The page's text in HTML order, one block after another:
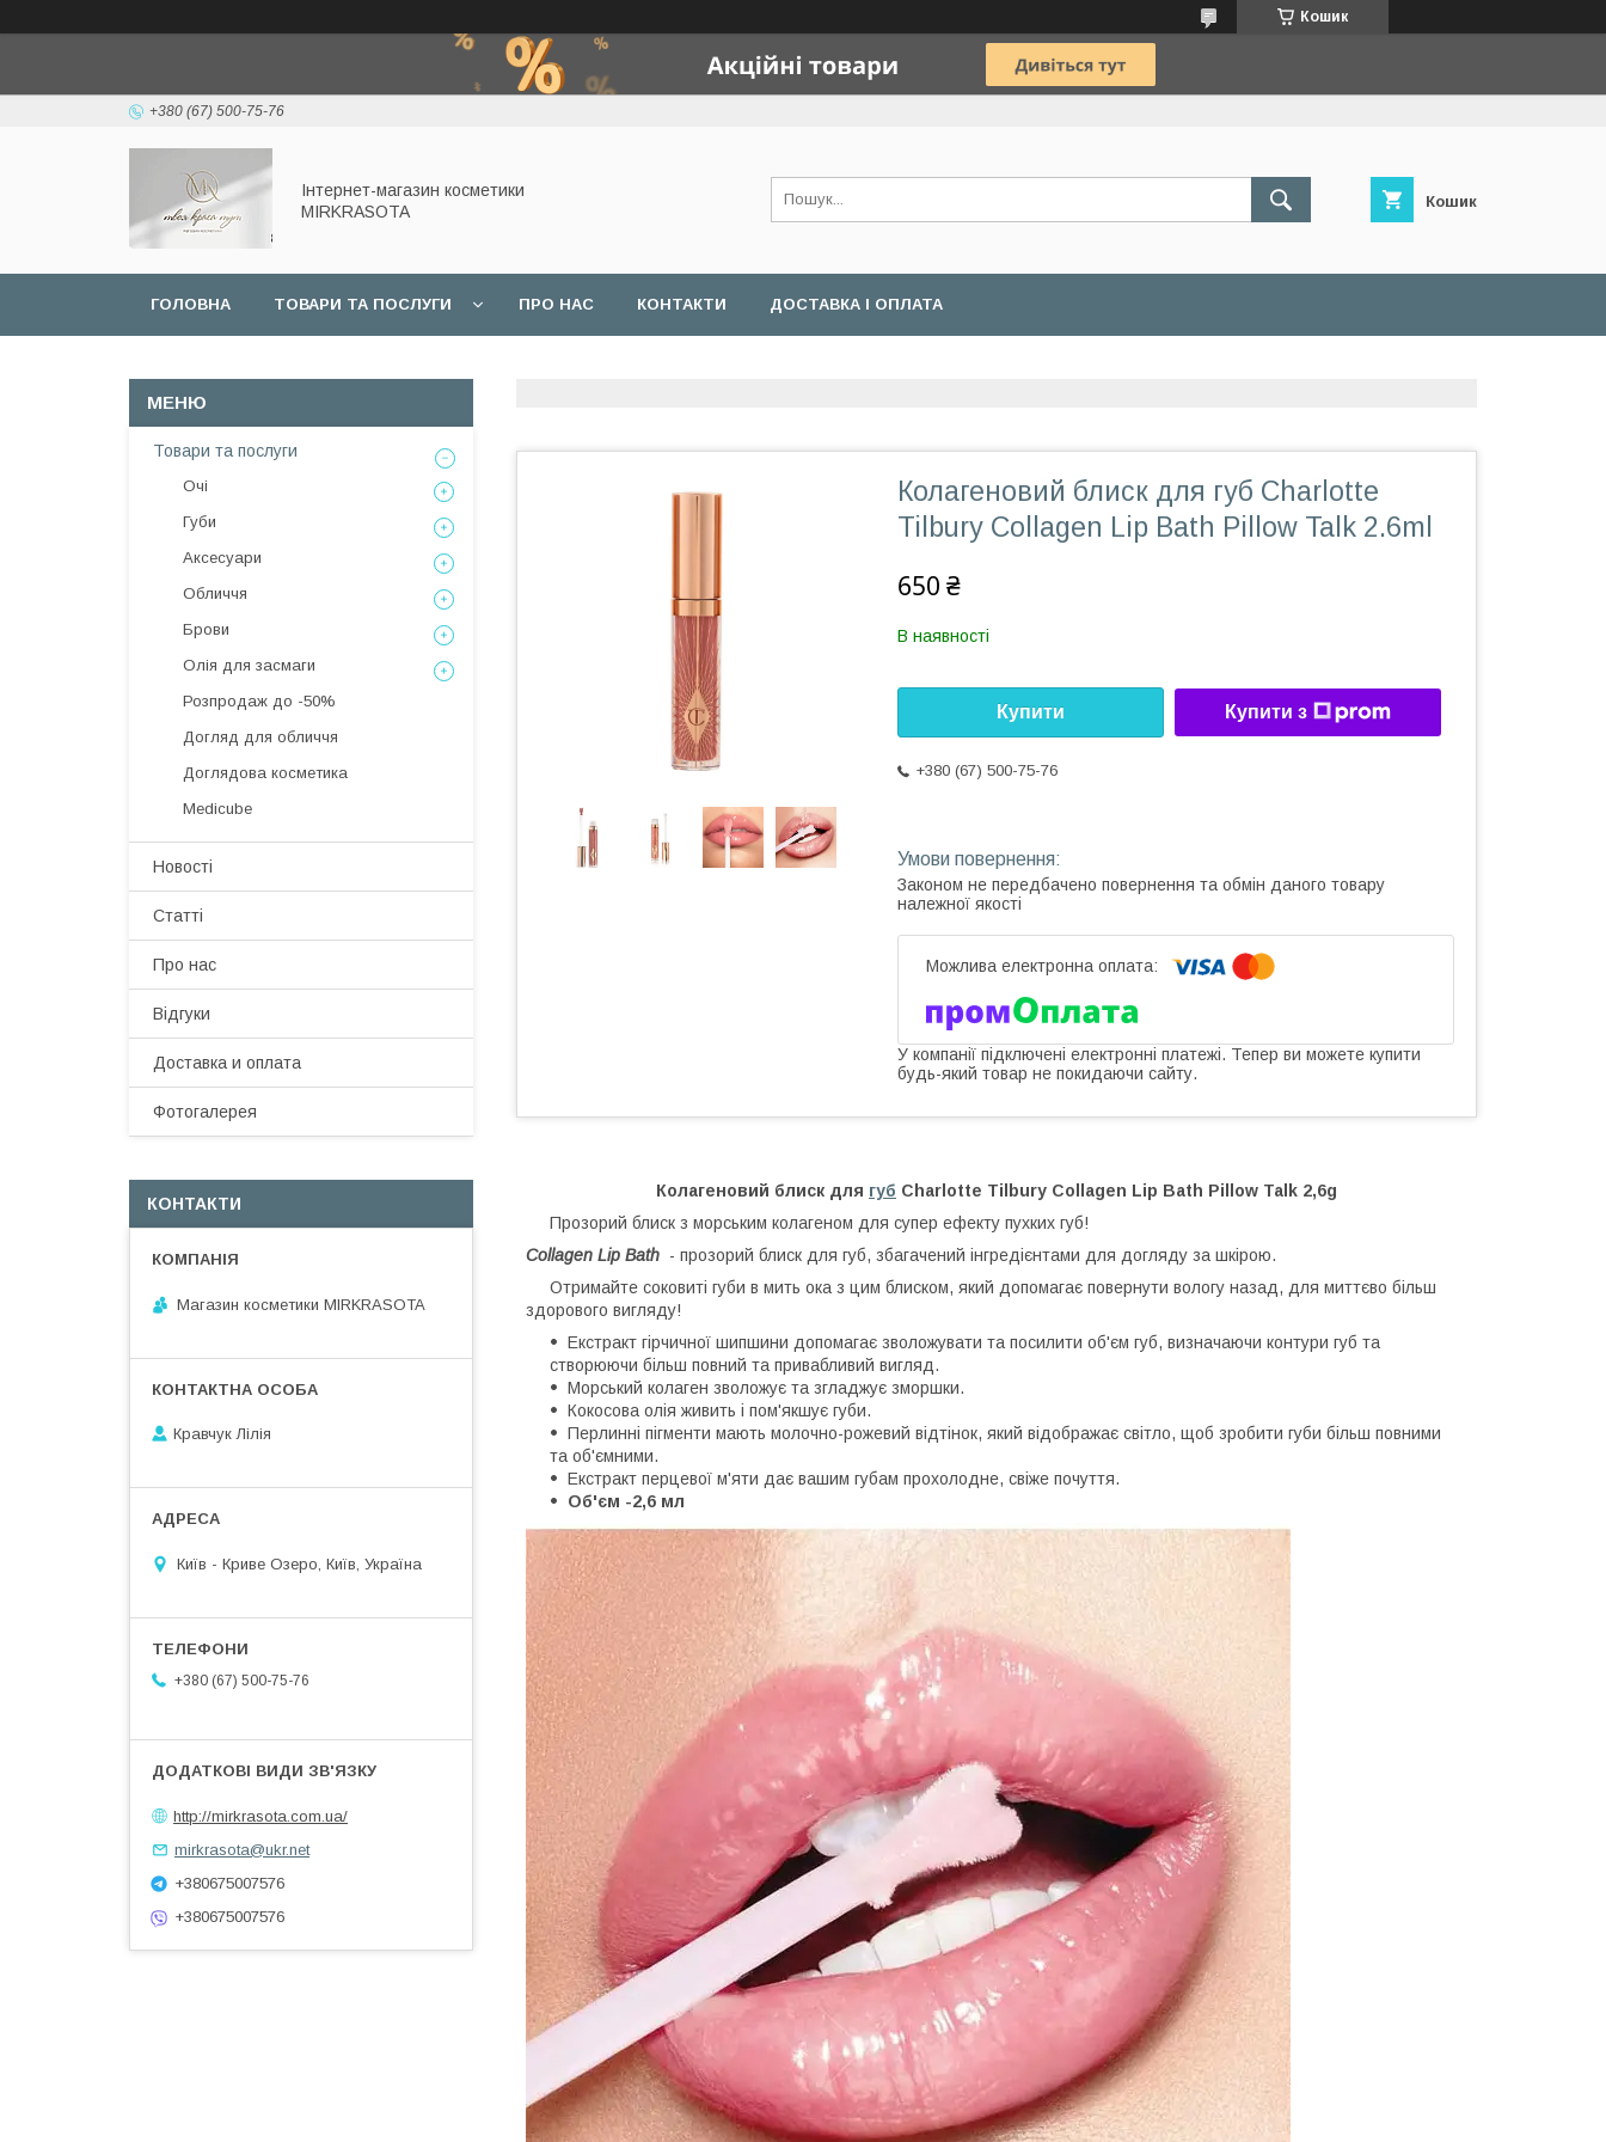
Кошик
+380 (67) 500-75-76
Інтернет-магазин косметики
MIRKRASOTA
Кошик
ГОЛОВНА ТОВАРИ ТА ПОСЛУГИ ПРО НАС КОНТАКТИ ДОСТАВКА І ОПЛАТА
Колагеновий блиск для губ Charlotte
Tilbury Collagen Lip Bath Pillow Talk 2.6ml
650 ₴
В наявності
Купити Купити з
+380 (67) 500-75-76
Законом не передбачено повернення та обмін даного товару
належної якості
У компанії підключені електронні платежі. Тепер ви можете купити
будь-який товар не покидаючи сайту.
Колагеновий блиск для губ Charlotte Tilbury Collagen Lip Bath Pillow Talk 2,6g
Прозорий блиск з морським колагеном для супер ефекту пухких губ!
Collagen Lip Bath - прозорий блиск для губ, збагачений інгредієнтами для догляду за шкірою.
Отримайте соковиті губи в мить ока з цим блиском, який допомагає повернути вологу назад, для миттєво більш
здорового вигляду!
Екстракт гірчичної шипшини допомагає зволожувати та посилити об'єм губ, визначаючи контури губ та
створюючи більш повний та привабливий вигляд.
Морський колаген зволожує та згладжує зморшки.
Кокосова олія живить і пом'якшує губи.
Перлинні пігменти мають молочно-рожевий відтінок, який відображає світло, щоб зробити губи більш повними
та об'ємними.
Екстракт перцевої м'яти дає вашим губам прохолодне, свіже почуття.
Об'єм -2,6 мл
Товари та послуги
Очі
Губи
Аксесуари
Обличчя
Брови
Олія для засмаги
Розпродаж до -50%
Догляд для обличчя
Доглядова косметика
Medicube
Новості
Статті
Про нас
Відгуки
Доставка и оплата
Фотогалерея
КОНТАКТИ
Магазин косметики MIRKRASOTA
Кравчук Лілія
Київ - Криве Озеро, Київ, Україна
+380 (67) 500-75-76
http://mirkrasota.com.ua/
mirkrasota@ukr.net
+380675007576
+380675007576